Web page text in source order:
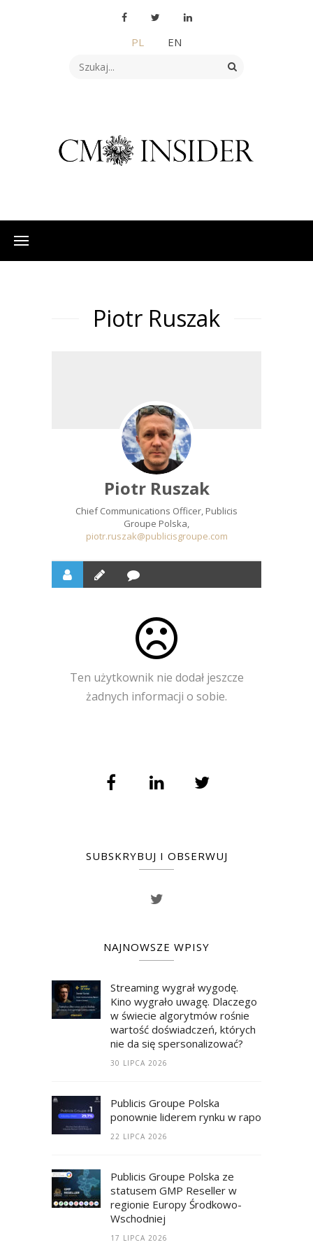
PL EN
Piotr Ruszak
Piotr Ruszak
Chief Communications Officer, Publicis
Groupe Polska,
piotr.ruszak@publicisgroupe.com
Ten użytkownik nie dodał jeszcze
żadnych informacji o sobie.
SUBSKRYBUJ I OBSERWUJ
NAJNOWSZE WPISY
Streaming wygrał wygodę.
Kino wygrało uwagę. Dlaczego
w świecie algorytmów rośnie
wartość doświadczeń, których
nie da się spersonalizować?
30 LIPCA 2026
Publicis Groupe Polska
ponownie liderem rynku w raporcie
22 LIPCA 2026
Publicis Groupe Polska ze
statusem GMP Reseller w
regionie Europy Środkowo-
Wschodniej
17 LIPCA 2026